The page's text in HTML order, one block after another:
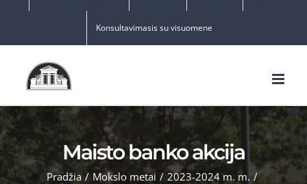
Konsultavimasis su visuomene
Maisto banko akcija
Pradžia / Mokslo metai / 2023-2024 m. m. /